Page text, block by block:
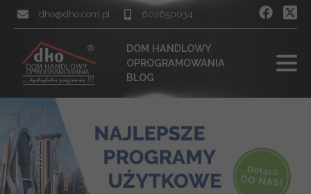
dho@dho.com.pl 602650034
DOM HANDLOWY
OPROGRAMOWANIA
BLOG